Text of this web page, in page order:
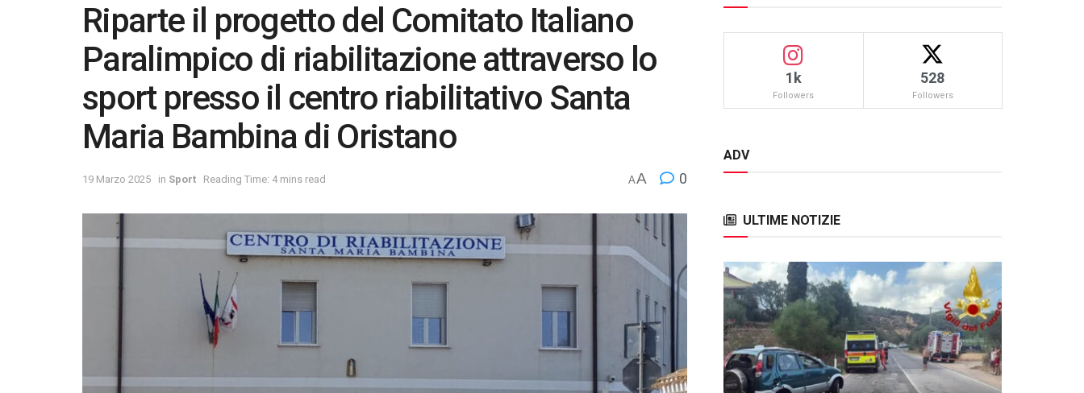
Riparte il progetto del Comitato Italiano
Paralimpico di riabilitazione attraverso lo
sport presso il centro riabilitativo Santa
Maria Bambina di Oristano
19 Marzo 2025 in Sport Reading Time: 4 mins read AA 0
1k
Followers
528
Followers
ADV
ULTIME NOTIZIE